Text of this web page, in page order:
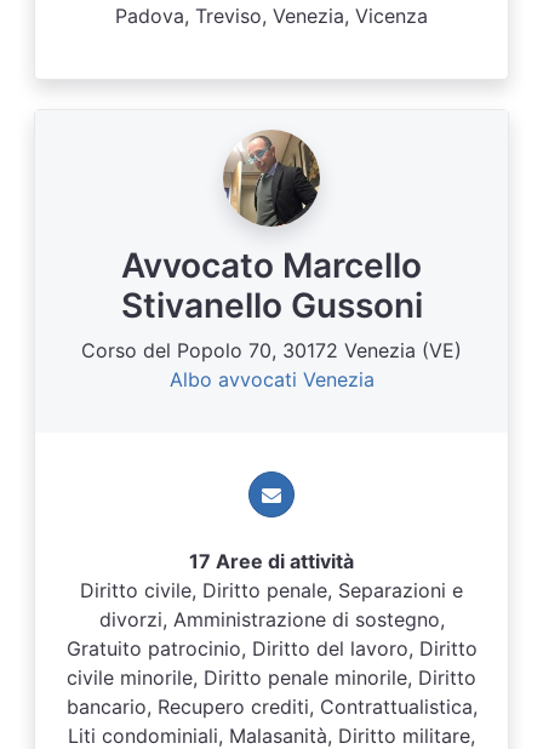
Padova, Treviso, Venezia, Vicenza
Avvocato Marcello
Stivanello Gussoni
Corso del Popolo 70, 30172 Venezia (VE)
Albo avvocati Venezia
17 Aree di attività
Diritto civile, Diritto penale, Separazioni e
divorzi, Amministrazione di sostegno,
Gratuito patrocinio, Diritto del lavoro, Diritto
civile minorile, Diritto penale minorile, Diritto
bancario, Recupero crediti, Contrattualistica,
Liti condominiali, Malasanità, Diritto militare,